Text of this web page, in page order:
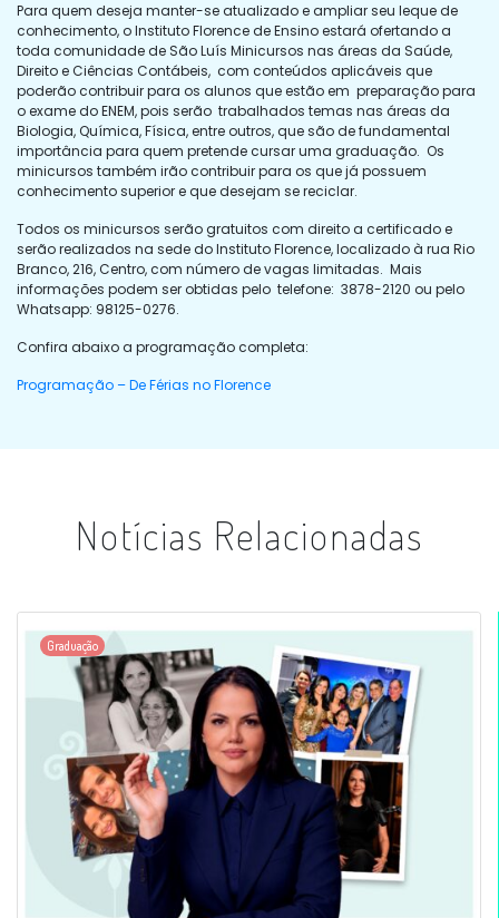
Para quem deseja manter-se atualizado e ampliar seu leque de
conhecimento, o Instituto Florence de Ensino estará ofertando a
toda comunidade de São Luís Minicursos nas áreas da Saúde,
Direito e Ciências Contábeis, com conteúdos aplicáveis que
poderão contribuir para os alunos que estão em preparação para
o exame do ENEM, pois serão trabalhados temas nas áreas da
Biologia, Química, Física, entre outros, que são de fundamental
importância para quem pretende cursar uma graduação. Os
minicursos também irão contribuir para os que já possuem
conhecimento superior e que desejam se reciclar.
Todos os minicursos serão gratuitos com direito a certificado e
serão realizados na sede do Instituto Florence, localizado à rua Rio
Branco, 216, Centro, com número de vagas limitadas. Mais
informações podem ser obtidas pelo telefone: 3878-2120 ou pelo
Whatsapp: 98125-0276.
Confira abaixo a programação completa:
Programação – De Férias no Florence
Notícias Relacionadas
Graduação